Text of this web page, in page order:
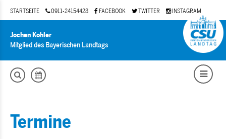
STARTSEITE 0911-24154428 FACEBOOK TWITTER INSTAGRAM
Jochen Kohler
Mitglied des Bayerischen Landtags
Termine